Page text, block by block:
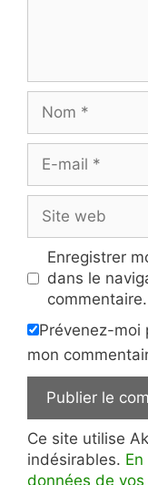
mail
web
Enregistrer
dans le
commentaire.
Prévenez-moi
mon
Ce site utilise
indésirables.
données de